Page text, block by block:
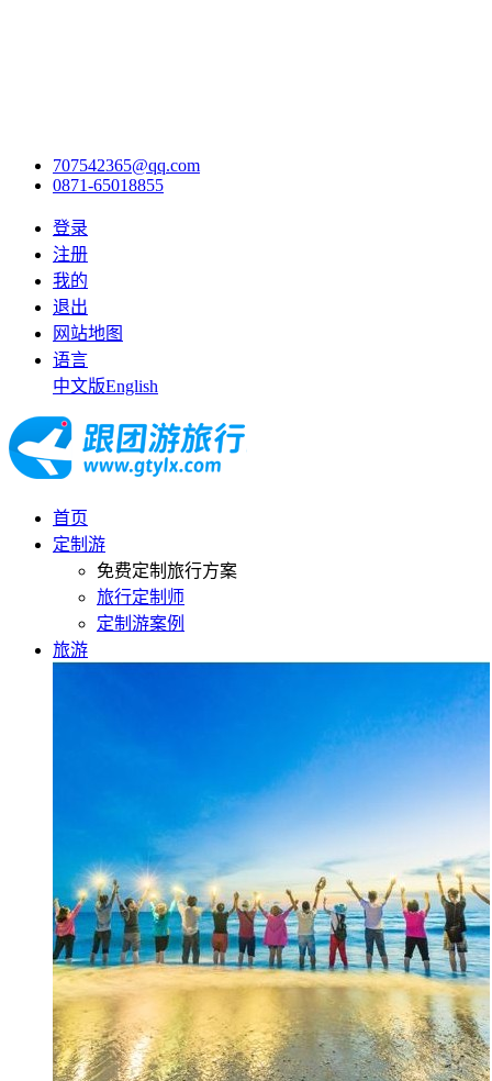
707542365@qq.com
0871-65018855
登录
注册
我的
退出
网站地图
语言
中文版English
首页
定制游
免费定制旅行方案
旅行定制师
定制游案例
旅游